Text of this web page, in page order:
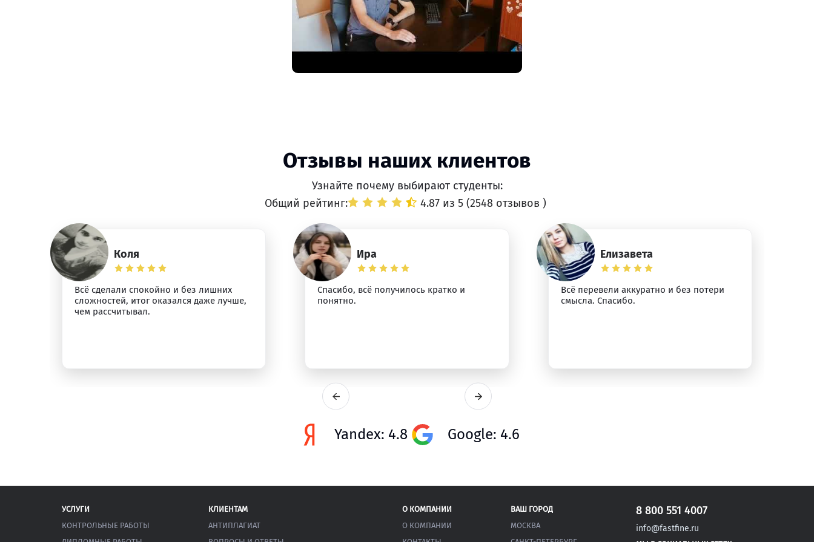
Отзывы наших клиентов
Узнайте почему выбирают студенты:
Общий рейтинг:
4.87 из 5 (2548 отзывов )
Коля
Всё сделали спокойно и без лишних
сложностей, итог оказался даже лучше,
чем рассчитывал.
Ира
Спасибо, всё получилось кратко и
понятно.
Елизавета
Всё перевели аккуратно и без потери
смысла. Спасибо.
Yandex: 4.8 Google: 4.6
УСЛУГИ
КОНТРОЛЬНЫЕ РАБОТЫ
КЛИЕНТАМ
АНТИПЛАГИАТ
О КОМПАНИИ
О КОМПАНИИ
ВАШ ГОРОД
МОСКВА
8 800 551 4007
info@fastfine.ru